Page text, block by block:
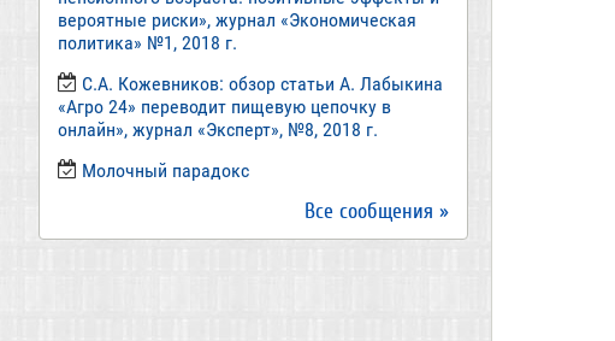
вероятные риски», журнал «Экономическая
политика» №1, 2018 г.
С.А. Кожевников: обзор статьи А. Лабыкина
«Агро 24» переводит пищевую цепочку в
онлайн», журнал «Эксперт», №8, 2018 г.
Молочный парадокс
Все сообщения »